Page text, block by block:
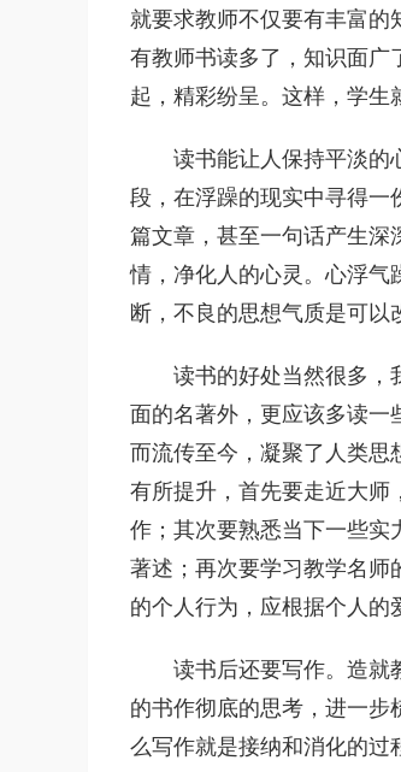
就要求教师不仅要有丰富的
有教师书读多了，知识面广
起，精彩纷呈。这样，学生
读书能让人保持平淡的
段，在浮躁的现实中寻得一
篇文章，甚至一句话产生深
情，净化人的心灵。心浮气
断，不良的思想气质是可以
读书的好处当然很多，
面的名著外，更应该多读
而流传至今，凝聚了人类思
有所提升，首先要走近大师
作；其次要熟悉当下一些实
著述；再次要学习教学名师
的个人行为，应根据个人的
读书后还要写作。造就
的书作彻底的思考，进一步
么写作就是接纳和消化的过